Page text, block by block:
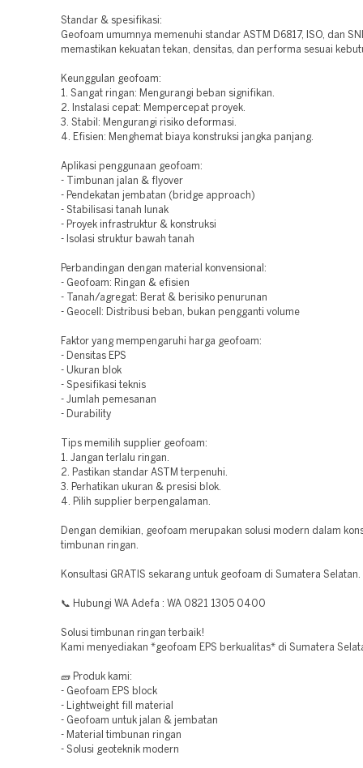
Standar & spesifikasi:
Geofoam umumnya memenuhi standar ASTM D6817, ISO, dan
memastikan kekuatan tekan, densitas, dan performa sesuai
Keunggulan geofoam:
1. Sangat ringan: Mengurangi beban signifikan.
2. Instalasi cepat: Mempercepat proyek.
3. Stabil: Mengurangi risiko deformasi.
4. Efisien: Menghemat biaya konstruksi jangka panjang.
Aplikasi penggunaan geofoam:
- Timbunan jalan & flyover
- Pendekatan jembatan (bridge approach)
- Stabilisasi tanah lunak
- Proyek infrastruktur & konstruksi
- Isolasi struktur bawah tanah
Perbandingan dengan material konvensional:
- Geofoam: Ringan & efisien
- Tanah/agregat: Berat & berisiko penurunan
- Geocell: Distribusi beban, bukan pengganti volume
Faktor yang mempengaruhi harga geofoam:
- Densitas EPS
- Ukuran blok
- Spesifikasi teknis
- Jumlah pemesanan
- Durability
Tips memilih supplier geofoam:
1. Jangan terlalu ringan.
2. Pastikan standar ASTM terpenuhi.
3. Perhatikan ukuran & presisi blok.
4. Pilih supplier berpengalaman.
Dengan demikian, geofoam merupakan solusi modern dalam
timbunan ringan.
Konsultasi GRATIS sekarang untuk geofoam di Sumatera Selatan.
📞 Hubungi WA Adefa : WA 0821 1305 0400
Solusi timbunan ringan terbaik!
Kami menyediakan *geofoam EPS berkualitas* di Sumatera
🧱 Produk kami:
- Geofoam EPS block
- Lightweight fill material
- Geofoam untuk jalan & jembatan
- Material timbunan ringan
- Solusi geoteknik modern